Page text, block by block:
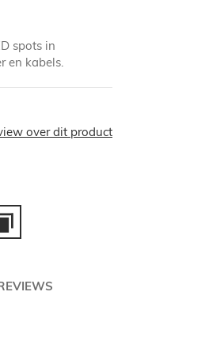
spots in
en kabels.
over dit product